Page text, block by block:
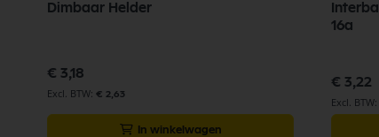
Dimbaar Helder
€ 3,18
€ 2,63
In winkelwagen
16a
€ 3,22